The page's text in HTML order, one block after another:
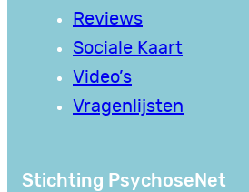
Reviews
Sociale Kaart
Video’s
Vragenlijsten
Stichting PsychoseNet